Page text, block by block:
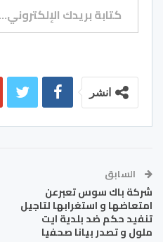
انشر
السابق
شركة باك سوس تعبرعن
امتعاضها و استغرابها لتاجيل
تنفيد حكم ضد بلدية ايت
ملول و تصدر بيانا صحفيا